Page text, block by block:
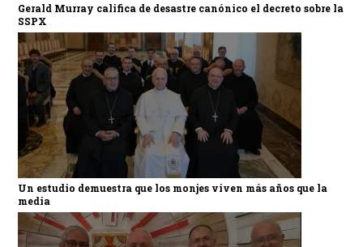
Gerald Murray califica de desastre canónico el decreto sobre la
SSPX
Un estudio demuestra que los monjes viven más años que la
media